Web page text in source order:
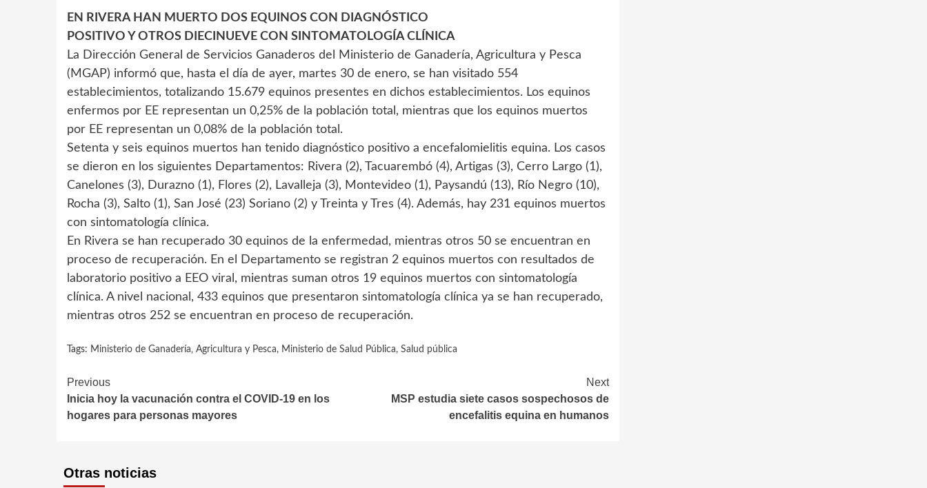
EN RIVERA HAN MUERTO DOS EQUINOS CON DIAGNÓSTICO
POSITIVO Y OTROS DIECINUEVE CON SINTOMATOLOGÍA CLÍNICA
La Dirección General de Servicios Ganaderos del Ministerio de Ganadería, Agricultura y Pesca
(MGAP) informó que, hasta el día de ayer, martes 30 de enero, se han visitado 554
establecimientos, totalizando 15.679 equinos presentes en dichos establecimientos. Los equinos
enfermos por EE representan un 0,25% de la población total, mientras que los equinos muertos
por EE representan un 0,08% de la población total.
Setenta y seis equinos muertos han tenido diagnóstico positivo a encefalomielitis equina. Los casos
se dieron en los siguientes Departamentos: Rivera (2), Tacuarembó (4), Artigas (3), Cerro Largo (1),
Canelones (3), Durazno (1), Flores (2), Lavalleja (3), Montevideo (1), Paysandú (13), Río Negro (10),
Rocha (3), Salto (1), San José (23) Soriano (2) y Treinta y Tres (4). Además, hay 231 equinos muertos
con sintomatología clínica.
En Rivera se han recuperado 30 equinos de la enfermedad, mientras otros 50 se encuentran en
proceso de recuperación. En el Departamento se registran 2 equinos muertos con resultados de
laboratorio positivo a EEO viral, mientras suman otros 19 equinos muertos con sintomatología
clínica. A nivel nacional, 433 equinos que presentaron sintomatología clínica ya se han recuperado,
mientras otros 252 se encuentran en proceso de recuperación.
Tags: Ministerio de Ganadería‚ Agricultura y Pesca, Ministerio de Salud Pública, Salud pública
Continue
Reading
Previous
Inicia hoy la vacunación contra el COVID-19 en los
hogares para personas mayores
Next
MSP estudia siete casos sospechosos de
encefalitis equina en humanos
Otras noticias